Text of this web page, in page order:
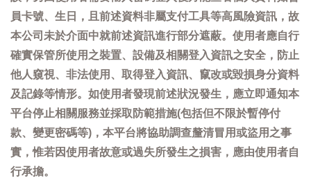
員卡號、生日，且前述資料非屬支付工具等高風險資訊，故
本公司未於介面中就前述資訊進行部分遮蔽。使用者應自行
確實保管所使用之裝置、設備及相關登入資訊之安全，防止
他人窺視、非法使用、取得登入資訊、竄改或毀損身分資料
及記錄等情形。如使用者發現前述狀況發生，應立即通知本
平台停止相關服務並採取防範措施(包括但不限於暫停付
款、變更密碼等)，本平台將協助調查釐清冒用或盜用之事
實，惟若因使用者故意或過失所發生之損害，應由使用者自
行承擔。